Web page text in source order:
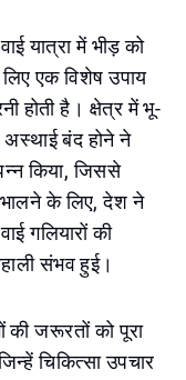
यात्रा में भीड़ को
एक विशेष उपाय
होती है। क्षेत्र में भू-
अस्थाई बंद होने ने
किया, जिससे
के लिए, देश ने
गलियारों की
संभव हुई।
जरूरतों को पूरा
चिकित्सा उपचार